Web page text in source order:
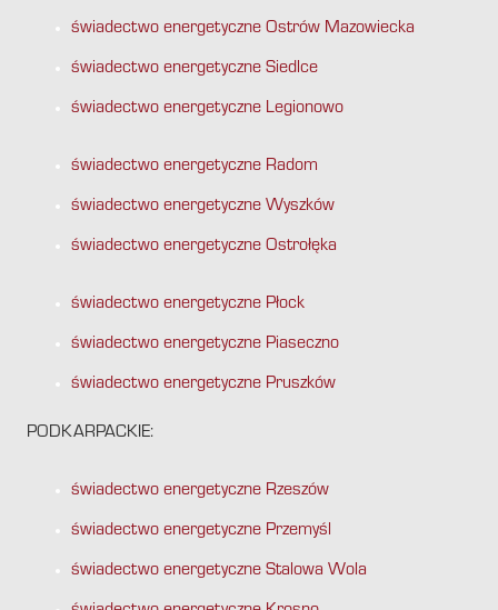
świadectwo energetyczne Ostrów Mazowiecka
świadectwo energetyczne Siedlce
świadectwo energetyczne Legionowo
świadectwo energetyczne Radom
świadectwo energetyczne Wyszków
świadectwo energetyczne Ostrołęka
świadectwo energetyczne Płock
świadectwo energetyczne Piaseczno
świadectwo energetyczne Pruszków
PODKARPACKIE:
świadectwo energetyczne Rzeszów
świadectwo energetyczne Przemyśl
świadectwo energetyczne Stalowa Wola